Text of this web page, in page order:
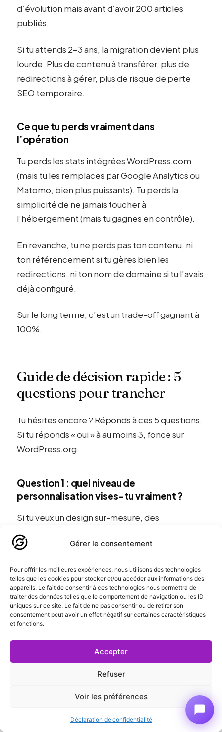
Gérer le consentement
Pour offrir les meilleures expériences, nous utilisons des technologies
telles que les cookies pour stocker et/ou accéder aux informations des
appareils. Le fait de consentir à ces technologies nous permettra de
traiter des données telles que le comportement de navigation ou les ID
uniques sur ce site. Le fait de ne pas consentir ou de retirer son
consentement peut avoir un effet négatif sur certaines caractéristiques
et fonctions.
Accepter
Refuser
Voir les préférences
Déclaration de confidentialité
d’évolution mais avant d’avoir 200 articles
publiés.
Si tu attends 2-3 ans, la migration devient plus
lourde. Plus de contenu à transférer, plus de
redirections à gérer, plus de risque de perte
SEO temporaire.
Ce que tu perds vraiment dans
l’opération
Tu perds les stats intégrées WordPress.com
(mais tu les remplaces par Google Analytics ou
Matomo, bien plus puissants). Tu perds la
simplicité de ne jamais toucher à
l’hébergement (mais tu gagnes en contrôle).
En revanche, tu ne perds pas ton contenu, ni
ton référencement si tu gères bien les
redirections, ni ton nom de domaine si tu l’avais
déjà configuré.
Sur le long terme, c’est un trade-off gagnant à
100%.
Guide de décision rapide : 5
questions pour trancher
Tu hésites encore ? Réponds à ces 5 questions.
Si tu réponds « oui » à au moins 3, fonce sur
WordPress.org.
Question 1 : quel niveau de
personnalisation vises-tu vraiment ?
Si tu veux un design sur-mesure, des
possibilité d’évoluer librement dans 12 mois :
Si tu veux juste publier du texte avec un
template basique figé : WordPress.com peut
suffire.
Question 2 : as-tu une stratégie SEO
agressive ?
des requêtes concurrentielles, tu as besoin de
contrôle total sur la technique, la vitesse, le
maillage, les schema markup : WordPress.org.